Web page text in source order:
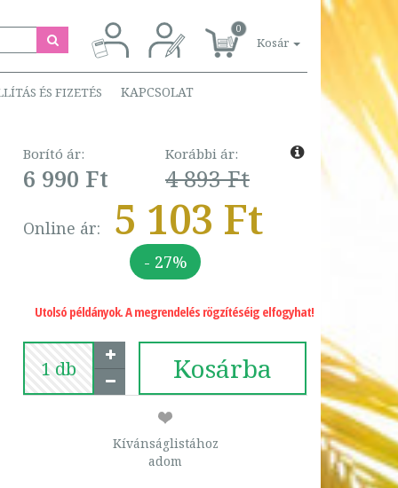
0
Kosár
ÉS FIZETÉS KAPCSOLAT
Borító ár:
6 990 Ft
Korábbi ár:
4 893 Ft
Online ár: 5 103 Ft
- 27%
Utolsó példányok. A megrendelés rögzítéséig elfogyhat!
Kosárba
Kívánságlistához
adom